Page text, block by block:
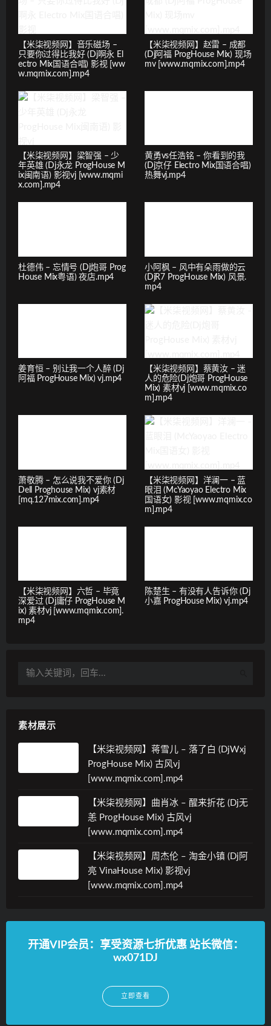
【米柒视频网】音乐磁场 –
只要你过得比我好 (Dj啊永 El
ectro Mix国语合唱) 影视 [ww
w.mqmix.com].mp4
【米柒视频网】赵雷 – 成都
(Dj阿福 ProgHouse Mix) 现场
mv [www.mqmix.com].mp4
【米柒视频网】梁智强 – 少
年英雄 (Dj永龙 ProgHouse M
ix闽南语) 影视vj [www.mqmi
x.com].mp4
黄勇vs任浩铭 – 你看到的我
(Dj京仔 Electro Mix国语合唱)
热舞vj.mp4
杜德伟 – 忘情号 (Dj炮哥 Prog
House Mix粤语) 夜店.mp4
小阿枫 – 风中有朵雨做的云
(DjR7 ProgHouse Mix) 风景.
mp4
姜育恒 – 别让我一个人醉 (Dj
阿福 ProgHouse Mix) vj.mp4
【米柒视频网】蔡黄汝 – 迷
人的危险(Dj炮哥 ProgHouse
Mix) 素材vj [www.mqmix.co
m].mp4
萧敬腾 – 怎么说我不爱你 (Dj
Dell Proghouse Mix) vj素材
[mq.127mix.com].mp4
【米柒视频网】洋澜一 – 蓝
眼泪 (McYaoyao Electro Mix
国语女) 影视 [www.mqmix.co
m].mp4
【米柒视频网】六哲 – 毕竟
深爱过 (Dj庸仔 ProgHouse M
ix) 素材vj [www.mqmix.com].
mp4
陈楚生 – 有没有人告诉你 (Dj
小嘉 ProgHouse Mix) vj.mp4
素材展示
【米柒视频网】蒋雪儿 – 落了白 (DjWxj
ProgHouse Mix) 古风vj
[www.mqmix.com].mp4
【米柒视频网】曲肖冰 – 醒来折花 (Dj无
恙 ProgHouse Mix) 古风vj
[www.mqmix.com].mp4
【米柒视频网】周杰伦 – 淘金小镇 (Dj阿
亮 VinaHouse Mix) 影视vj
[www.mqmix.com].mp4
开通VIP会员：享受资源七折优惠 站长微信：
wx071DJ
立即查看